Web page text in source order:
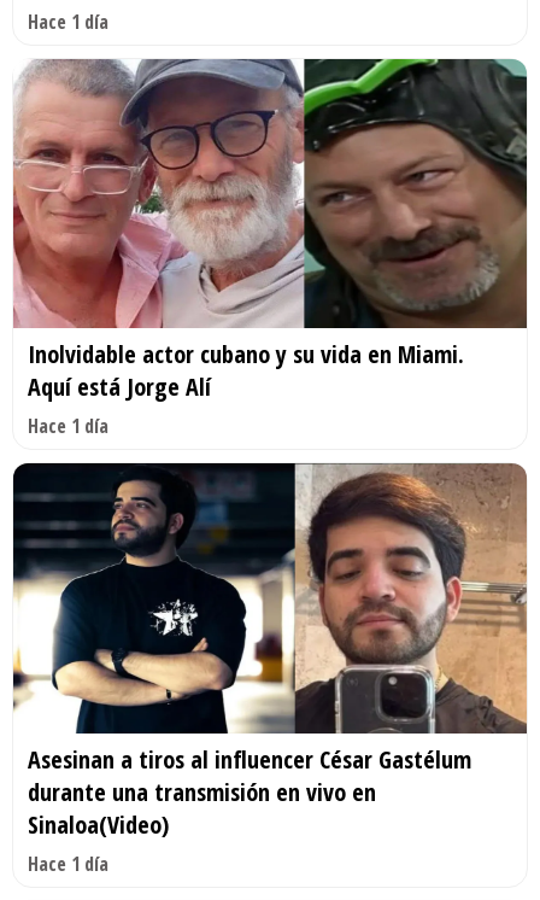
Hace 1 día
Inolvidable actor cubano y su vida en Miami.
Aquí está Jorge Alí
Hace 1 día
Asesinan a tiros al influencer César Gastélum
durante una transmisión en vivo en
Sinaloa(Video)
Hace 1 día